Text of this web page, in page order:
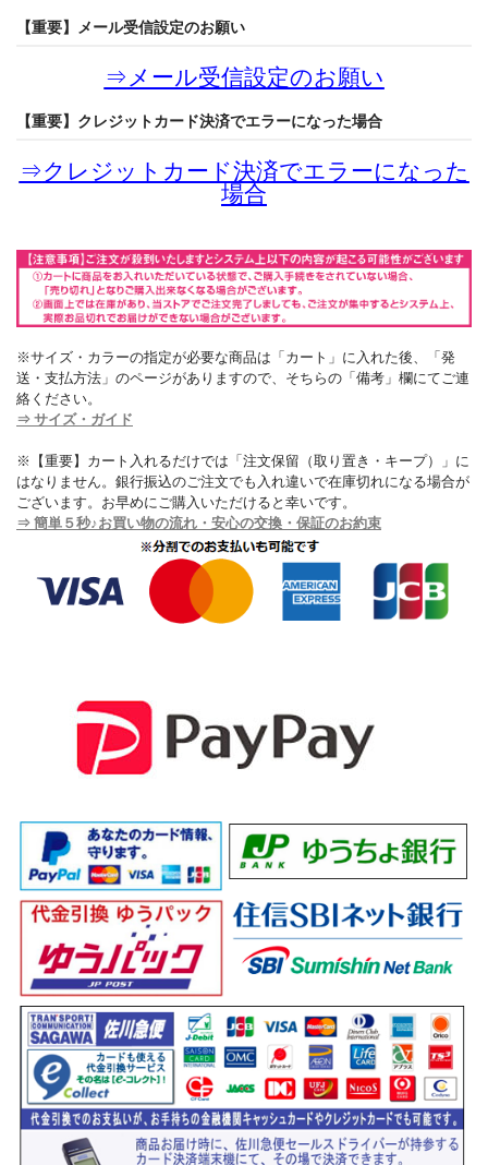
【重要】メール受信設定のお願い
⇒ メール受信設定のお願い
【重要】クレジットカード決済でエラーになった場合
⇒クレジットカード決済でエラーになった
場合
※サイズ・カラーの指定が必要な商品は「カート」に入れた後、「発
送・支払方法」のページがありますので、そちらの「備考」欄にてご連
絡ください。
⇒ サイズ・ガイド
※【重要】カート入れるだけでは「注文保留（取り置き・キープ）」に
はなりません。銀行振込のご注文でも入れ違いで在庫切れになる場合が
ございます。お早めにご購入いただけると幸いです。
⇒ 簡単５秒♪お買い物の流れ・安心の交換・保証のお約束